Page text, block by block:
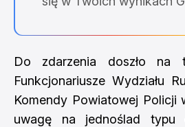
Do zdarzenia doszło na
Funkcjonariusze Wydziału
Komendy Powiatowej Policji
uwagę na jednoślad typu